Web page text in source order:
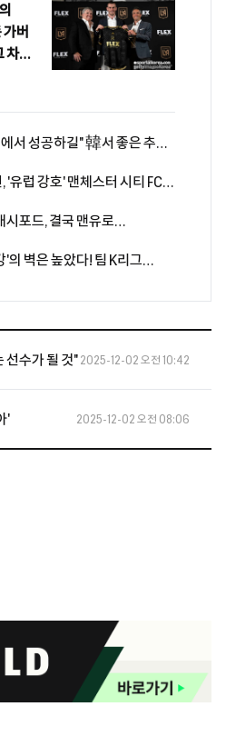
버
차기
서 성공하길" 韓서 좋은 추억
유럽 강호' 맨체스터 시티 FC와
시포드, 결국 맨유로
의 벽은 높았다! 팀 K리그
선수가 될 것" 2025-12-02 오전 10:42
' 2025-12-02 오전 08:06